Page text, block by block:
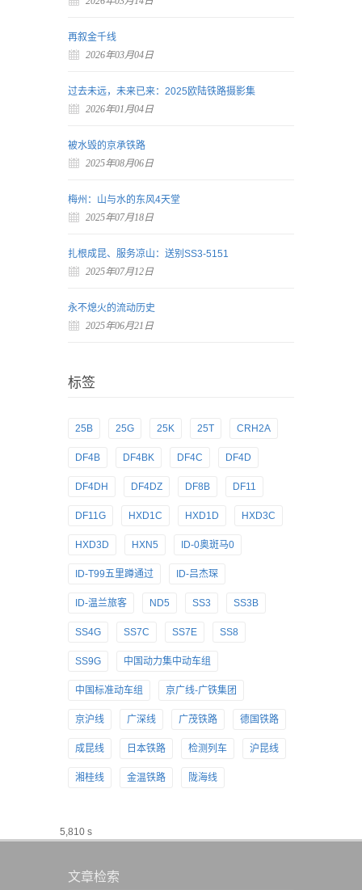
再叙金千线
2026年03月04日
过去未远，未来已来：2025欧陆铁路摄影集
2026年01月04日
被水毁的京承铁路
2025年08月06日
梅州：山与水的东风4天堂
2025年07月18日
扎根成昆、服务凉山：送别SS3-5151
2025年07月12日
永不熄火的流动历史
2025年06月21日
标签
25B 25G 25K 25T CRH2A
DF4B DF4BK DF4C DF4D
DF4DH DF4DZ DF8B DF11
DF11G HXD1C HXD1D HXD3C
HXD3D HXN5 ID-0奥斑马0
ID-T99五里蹲通过 ID-吕杰琛
ID-温兰旅客 ND5 SS3 SS3B
SS4G SS7C SS7E SS8
SS9G 中国动力集中动车组
中国标准动车组 京广线-广铁集团
京沪线 广深线 广茂铁路 德国铁路
成昆线 日本铁路 检测列车 沪昆线
湘桂线 金温铁路 陇海线
5,810 s
文章检索